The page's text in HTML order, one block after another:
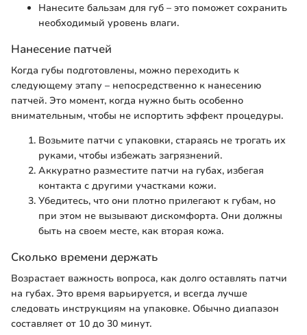
Нанесите бальзам для губ – это поможет сохранить
необходимый уровень влаги.
Нанесение патчей
Когда губы подготовлены, можно переходить к
следующему этапу – непосредственно к нанесению
патчей. Это момент, когда нужно быть особенно
внимательным, чтобы не испортить эффект процедуры.
Возьмите патчи с упаковки, стараясь не трогать их
руками, чтобы избежать загрязнений.
Аккуратно разместите патчи на губах, избегая
контакта с другими участками кожи.
Убедитесь, что они плотно прилегают к губам, но
при этом не вызывают дискомфорта. Они должны
быть на своем месте, как вторая кожа.
Сколько времени держать
Возрастает важность вопроса, как долго оставлять патчи
на губах. Это время варьируется, и всегда лучше
следовать инструкциям на упаковке. Обычно диапазон
составляет от 10 до 30 минут.